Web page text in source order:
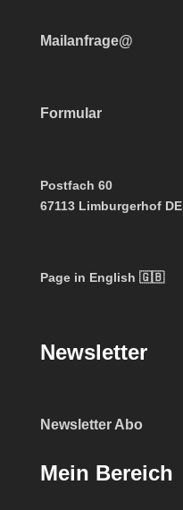
Mailanfrage@
Formular
Postfach 60
67113 Limburgerhof DE
Page in English 🇬🇧
Newsletter
Newsletter Abo
Mein Bereich